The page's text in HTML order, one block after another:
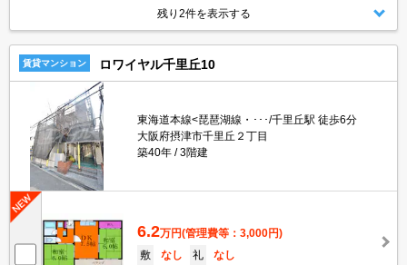
残り2件を表示する
賃貸マンション ロワイヤル千里丘10
東海道本線<琵琶湖線・･･･/千里丘駅 徒歩6分
大阪府摂津市千里丘２丁目
築40年
3階建
6.2万円(管理費等：3,000円)
敷
なし 礼
なし